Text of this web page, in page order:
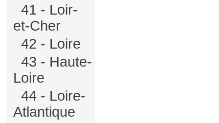
41 - Loir-
et-Cher
42 - Loire
43 - Haute-
Loire
44 - Loire-
Atlantique